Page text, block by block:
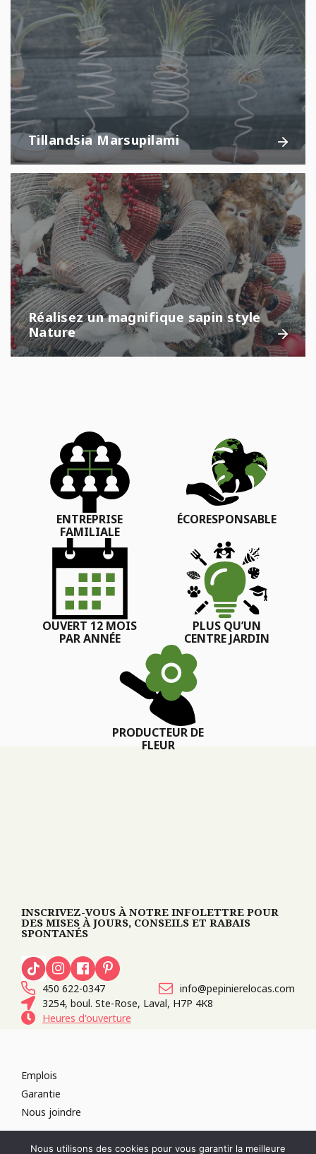
Tillandsia Marsupilami
Réalisez un magnifique sapin style
Nature
ENTREPRISE
FAMILIALE
ÉCORESPONSABLE
OUVERT 12 MOIS
PAR ANNÉE
PLUS QU’UN
CENTRE JARDIN
PRODUCTEUR DE
FLEUR
INSCRIVEZ-VOUS À NOTRE INFOLETTRE POUR
DES MISES À JOURS, CONSEILS ET RABAIS
SPONTANÉS
450 622-0347
info@pepinierelocas.com
3254, boul. Ste-Rose, Laval, H7P 4K8
Heures d'ouverture
Emplois
Garantie
Nous joindre
Nous utilisons des cookies pour vous garantir la meilleure